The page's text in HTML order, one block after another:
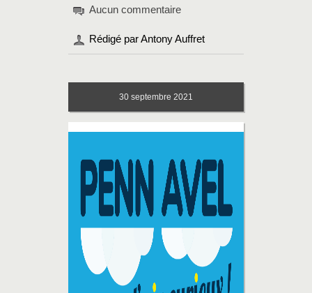
Aucun commentaire
Rédigé par Antony Auffret
30 septembre 2021